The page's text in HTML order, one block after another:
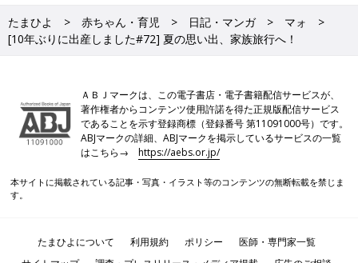
たまひよ 赤ちゃん・育児 日記・マンガ
マォ
[10年ぶりに出産しました#72] 夏の思い出、家族旅行へ！
ＡＢＪマークは、この電子書店・電子書籍配信サービスが、
著作権者からコンテンツ使用許諾を得た正規版配信サービス
であることを示す登録商標（登録番号 第11091000号）です。
ABJマークの詳細、ABJマークを掲示しているサービスの一覧
はこちら→https://aebs.or.jp/
本サイトに掲載されている記事・写真・イラスト等のコンテンツの無断転載を禁じま
す。
たまひよについて 利用規約 ポリシー
医師・専門家一覧